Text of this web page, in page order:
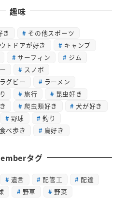
趣味
き
その他スポーツ
トドアが好き
キャンプ
サーフィン
ジム
スノボ
ラグビー
ラーメン
旅行
昆虫好き
爬虫類好き
犬が好き
野球
釣り
食べ歩き 鳥好き
タグ
遺言 配管工
配達
野草
野菜